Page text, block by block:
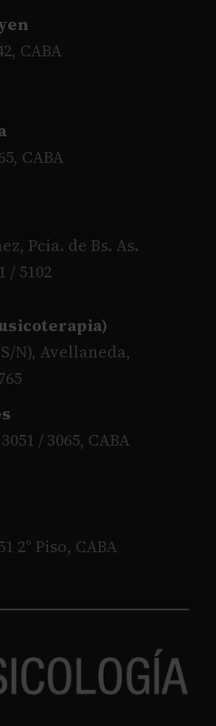
CABA
CABA
Pcia. de Bs. As.
/ 5102
N), Avellaneda,
/ 3065, CABA
2° Piso, CABA